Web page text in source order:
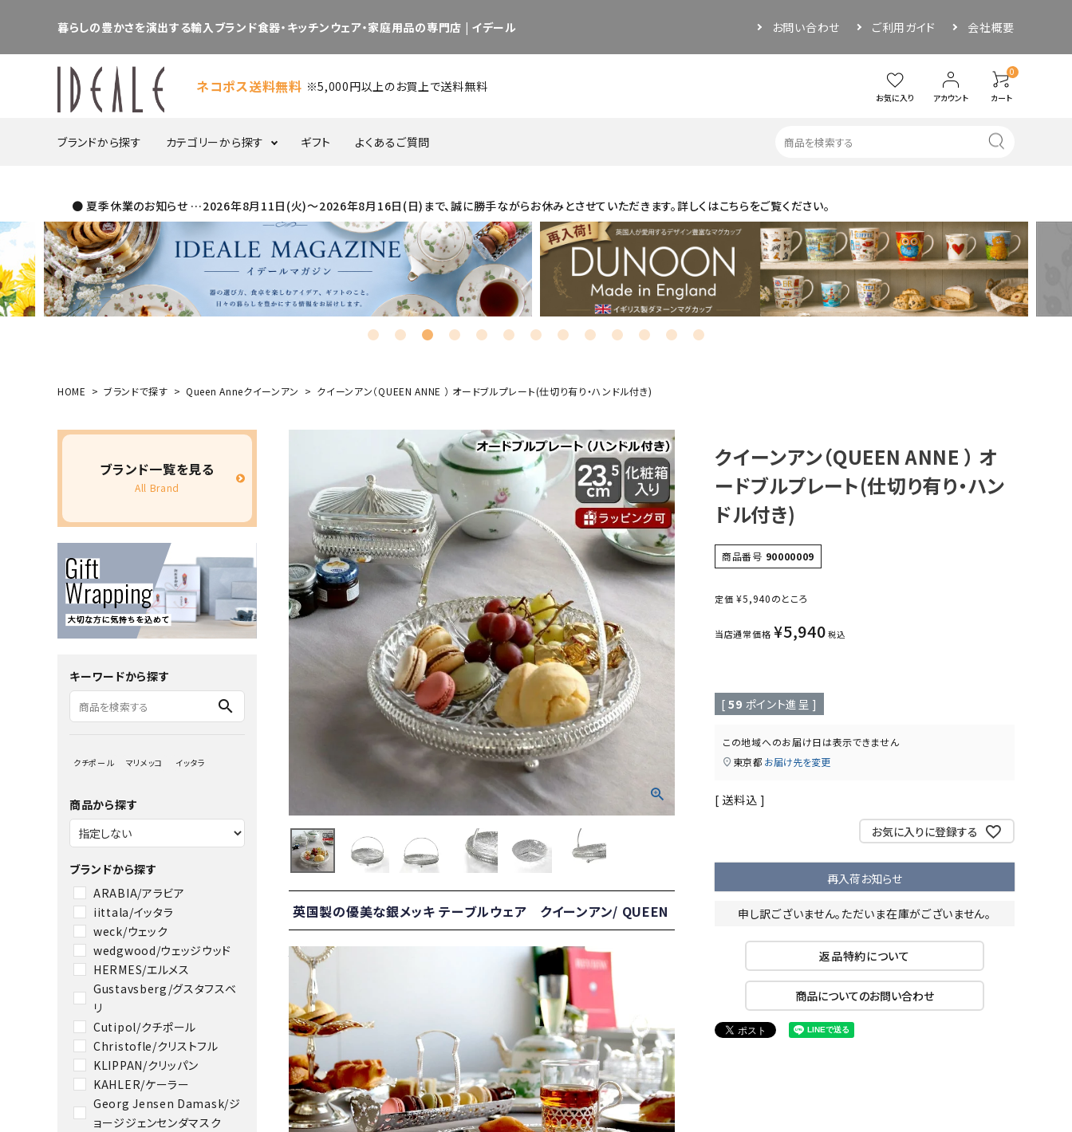
暮らしの豊かさを演出する輸入ブランド食器・キッチンウェア・家庭用品の専門店 | イデール お問い合わせ ご利用ガイド 会社概要
ネコポス送料無料 ※5,000円以上のお買上で送料無料
お気に入り アカウント
0
カート
ブランドから探す カテゴリーから探す
食器・カトラリー キッチン用品・調理用品 インテリア用品 他 日用品・雑貨・その他 アウトドア
プレート ボウル グラス カップ／マグ カップ&ソーサー ぐい呑み／お猪口
ポット／シュガー／
ケーキスタンド カトラリー ピッチャー／デカンタ セット商品 その他
ギフト よくあるご質問
● 夏季休業のお知らせ …2026年8月11日(火)～2026年8月16日(日)まで、誠に勝手ながらお休みとさせていただきます。詳しくはこちらをご覧ください。
HOME ブランドで探す Queen Anneクイーンアン クイーンアン（QUEEN ANNE ） オードブルプレート(仕切り有り・ハンドル付き)
ブランド一覧を見る
All Brand
キーワードから探す
search
クチポール マリメッコ イッタラ
商品から探す
ブランドから探す
ARABIA/アラビア
iittala/イッタラ
weck/ウェック
wedgwood/ウェッジウッド
HERMES/エルメス
Gustavsberg/グスタフスベ
リ
Cutipol/クチポール
Christofle/クリストフル
KLIPPAN/クリッパン
KAHLER/ケーラー
Georg Jensen Damask/ジ
ョージジェンセンダマスク
英国製の優美な銀メッキ テーブルウェア クイーンアン/ QUEEN
ANNE
クイーンアン（QUEEN ANNE ） オ
ードブルプレート(仕切り有り・ハン
ドル付き)
商品番号 90000009
定価 ¥5,940のところ
当店通常価格 ¥5,940 税込
[ 59 ポイント進呈 ]
この地域へのお届け日は表示できません
東京都 お届け先を変更
送料込
お気に入りに登録する
再入荷お知らせ
申し訳ございません。ただいま在庫がございません。
返品特約について
商品についてのお問い合わせ